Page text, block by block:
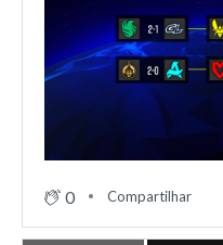
0 Compartilhar